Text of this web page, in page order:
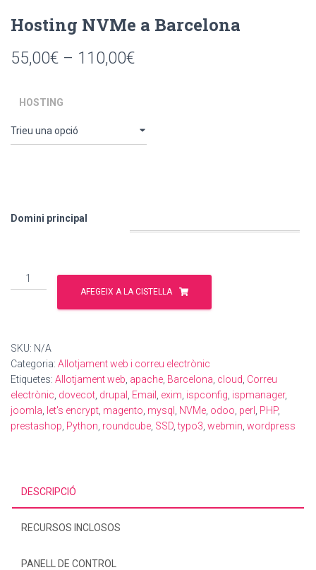
Hosting NVMe a Barcelona
55,00€ – 110,00€Interval
55,00€
HOSTING
Domini principal
quantitat
de
Barcelona
AFEGEIX A LA CISTELLA
SKU: N/A
Categoria: Allotjament web i correu electrònic
Etiquetes: Allotjament web apache Barcelona cloud Correu
electrònic dovecot drupal Email exim ispconfig ispmanager,
joomla
let's encrypt magento mysql NVMe odoo perl PHP,
prestashop Python roundcube SSD ,typo3 webmin wordpress
DESCRIPCIÓ
RECURSOS INCLOSOS
PANELL DE CONTROL